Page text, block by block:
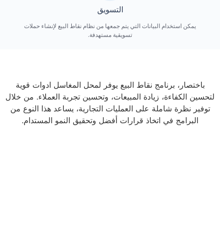
التسويق
يمكن استخدام البيانات التي يتم جمعها من نظام نقاط البيع لإنشاء حملات
تسويقية مستهدفة.
باختصار، برنامج نقاط البيع يوفر لمحل المغاسل ادوات قوية
لتحسين الكفاءة، زيادة المبيعات، وتحسين تجربة العملاء. من خلال
توفير نظرة شاملة على العمليات التجارية، يساعد هذا النوع من
البرامج في اتخاذ قرارات أفضل وتحقيق النمو المستدام.